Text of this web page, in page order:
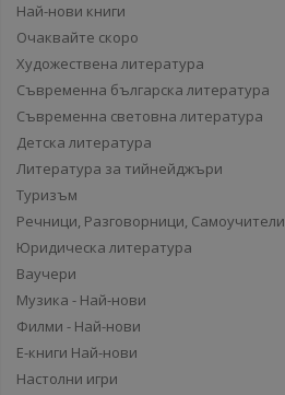
Най-нови книги
Очаквайте скоро
Художествена литература
Съвременна българска литература
Съвременна световна литература
Детска литература
Литература за тийнейджъри
Туризъм
Речници, Разговорници, Самоучители
Юридическа литература
Ваучери
Музика - Най-нови
Филми - Най-нови
Е-книги Най-нови
Настолни игри